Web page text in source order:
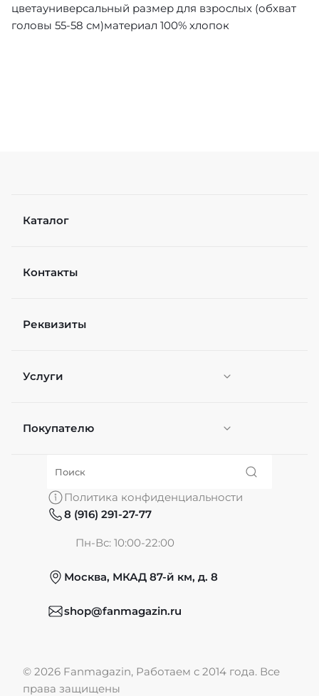
цветауниверсальный размер для взрослых (обхват
головы 55-58 см)материал 100% хлопок
Каталог
Контакты
Реквизиты
Услуги
Персонификация
Покупателю
О нас
Обмен и возврат
Публичная оферта
Политика конфиденциальности
8 (916) 291-27-77
Пн-Вс: 10:00-22:00
Москва, МКАД 87-й км, д. 8
shop@fanmagazin.ru
© 2026 Fanmagazin, Работаем с 2014 года. Все
права защищены